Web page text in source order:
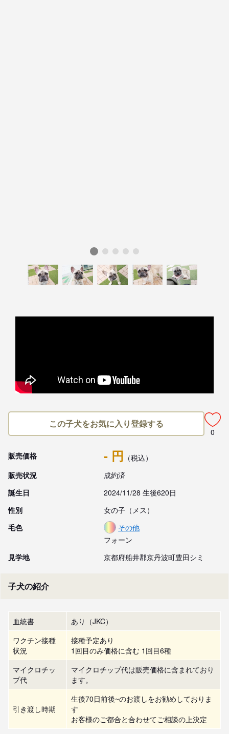
この子犬をお気に入り登録する
0
販売価格 - 円 （税込）
販売状況
成約済
誕生日
2024/11/28 生後620日
性別
女の子（メス）
毛色
その他
フォーン
見学地
京都府船井郡京丹波町豊田シミ
子犬の紹介
血統書
あり（JKC）
ワクチン接種
状況
接種予定あり
1回目のみ価格に含む 1回目6種
マイクロチッ
プ代
マイクロチップ代は販売価格に含まれており
ます。
引き渡し時期
生後70日前後~のお渡しをお勧めしておりま
す
お客様のご都合と合わせてご相談の上決定